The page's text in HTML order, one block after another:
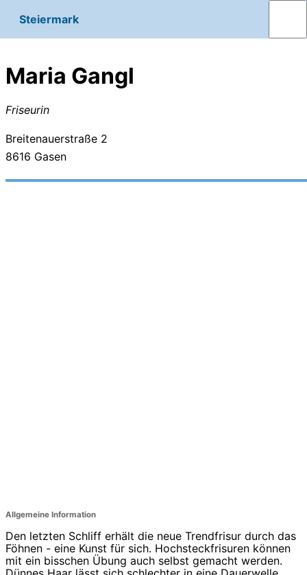
Steiermark
Maria Gangl
Friseurin
Breitenauerstraße 2
8616 Gasen
Allgemeine Information
Den letzten Schliff erhält die neue Trendfrisur durch das
Föhnen - eine Kunst für sich. Hochsteckfrisuren können
mit ein bisschen Übung auch selbst gemacht werden.